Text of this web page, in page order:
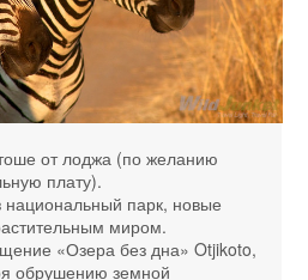
от лоджа (по желанию
плату).
национальный парк, новые
миром.
«Озера без дна» Otjikoto,
обрушению земной